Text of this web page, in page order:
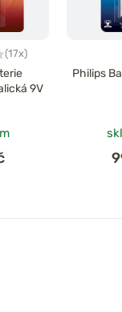
(17x)
9V
Philips